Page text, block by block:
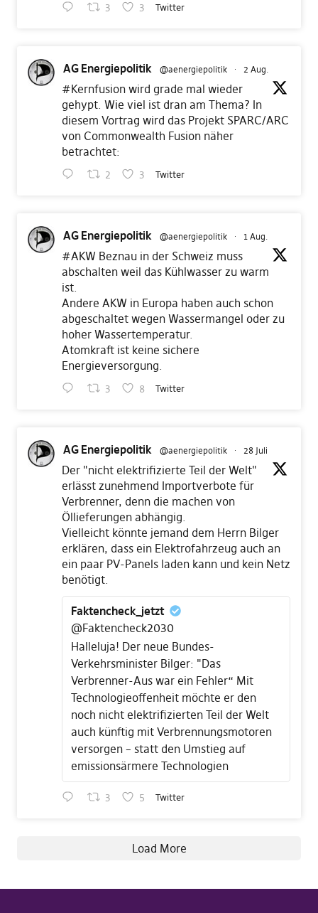
3 3 Twitter
AG Energiepolitik @aenergiepolitik · 2 Aug.
#Kernfusionwird grade mal wieder
gehypt. Wie viel ist dran am Thema? In
diesem Vortrag wird das Projekt SPARC/ARC
von Commonwealth Fusion näher
betrachtet:
2 3 Twitter
AG Energiepolitik @aenergiepolitik · 1 Aug.
#AKW Beznau in der Schweiz muss
abschalten weil das Kühlwasser zu warm
ist.
Andere AKW in Europa haben auch schon
abgeschaltet wegen Wassermangel oder zu
hoher Wassertemperatur.
Atomkraft ist keine sichere
Energieversorgung.
3 8 Twitter
AG Energiepolitik @aenergiepolitik · 28 Juli
Der "nicht elektrifizierte Teil der Welt"
erlässt zunehmend Importverbote für
Verbrenner, denn die machen von
Öllieferungen abhängig.
Vielleicht könnte jemand dem Herrn Bilger
erklären, dass ein Elektrofahrzeug auch an
ein paar PV-Panels laden kann und kein Netz
benötigt.
Faktencheck_jetzt
@Faktencheck2030
Halleluja! Der neue Bundes-
Verkehrsminister Bilger: "Das
Verbrenner-Aus war ein Fehler“ Mit
Technologieoffenheit möchte er den
noch nicht elektrifizierten Teil der Welt
auch künftig mit Verbrennungsmotoren
versorgen – statt den Umstieg auf
emissionsärmere Technologien
3 5 Twitter
Load More